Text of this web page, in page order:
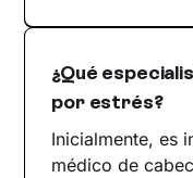
¿Qué
por estrés?
Inicialmente, es
médico de